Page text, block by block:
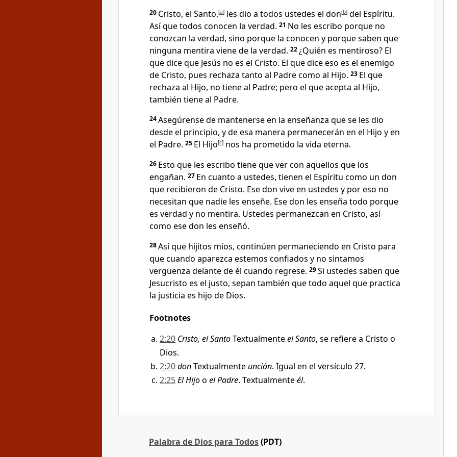
20 Cristo, el Santo,[a] les dio a todos ustedes el don[b] del Espíritu.
Así que todos conocen la verdad. 21 No les escribo porque no
conozcan la verdad, sino porque la conocen y porque saben que
ninguna mentira viene de la verdad. 22¿Quién es mentiroso? El
que dice que Jesús no es el Cristo. El que dice eso es el enemigo
de Cristo, pues rechaza tanto al Padre como al Hijo. 23 El que
rechaza al Hijo, no tiene al Padre; pero el que acepta al Hijo,
también tiene al Padre.
24Asegúrense de mantenerse en la enseñanza que se les dio
desde el principio, y de esa manera permanecerán en el Hijo y en
el Padre. 25 El Hijo[c] nos ha prometido la vida eterna.
26 Esto que les escribo tiene que ver con aquellos que los
engañan. 27 En cuanto a ustedes, tienen el Espíritu como un don
que recibieron de Cristo. Ese don vive en ustedes y por eso no
necesitan que nadie les enseñe. Ese don les enseña todo porque
es verdad y no mentira. Ustedes permanezcan en Cristo, así
como ese don les enseñó.
28Así que hijitos míos, continúen permaneciendo en Cristo para
que cuando aparezca estemos confiados y no sintamos
vergüenza delante de él cuando regrese. 29Si ustedes saben que
Jesucristo es el justo, sepan también que todo aquel que practica
la justicia es hijo de Dios.
Footnotes
2:20 Cristo, el SantoTextualmenteel Santo, se refiere a Cristo o
Dios.
2:20donTextualmenteunción. Igual en el versículo 27.
2:25El Hijoo el Padre. Textualmenteél.
Palabra de Dios para Todos(PDT)